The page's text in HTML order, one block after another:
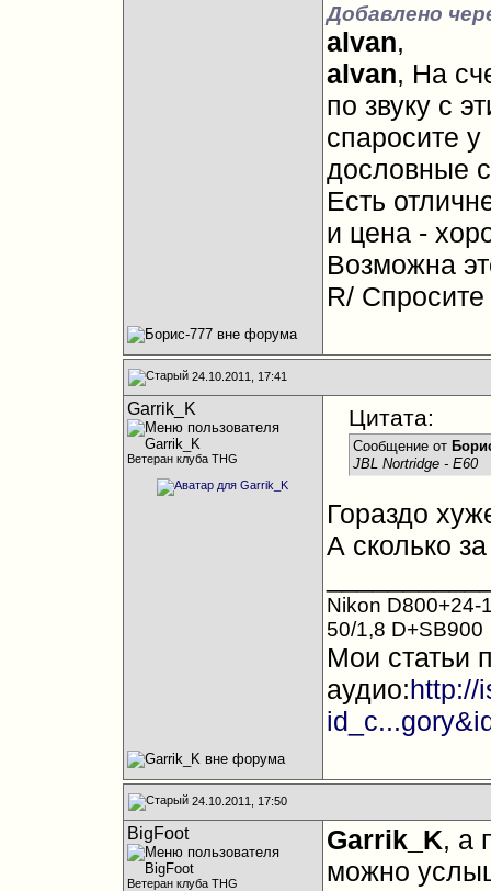
Добавлено
alvan,
alvan, На
по звуку с
спаросите
дословные
Есть
и цена -
Возможна
R/
24.10.2011, 17:41
Garrik_K
Ветеран клуба THG
Цитата:
Сообщение от
JBL Nortridge - E60
Гораздо
А сколько
Nikon D800+24-
50/1,8 D+SB900
Мои статьи
аудио:http://
24.10.2011, 17:50
BigFoot
Ветеран клуба THG
Garrik_K, а
можно